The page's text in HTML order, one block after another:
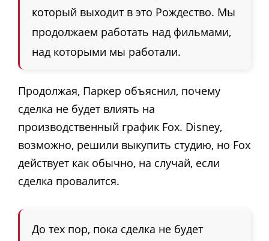
который выходит в это Рождество. Мы
продолжаем работать над фильмами,
над которыми мы работали.
Продолжая, Паркер объяснил, почему
сделка не будет влиять на
производственный график Fox. Disney,
возможно, решили выкупить студию, но Fox
действует как обычно, на случай, если
сделка провалится.
До тех пор, пока сделка не будет